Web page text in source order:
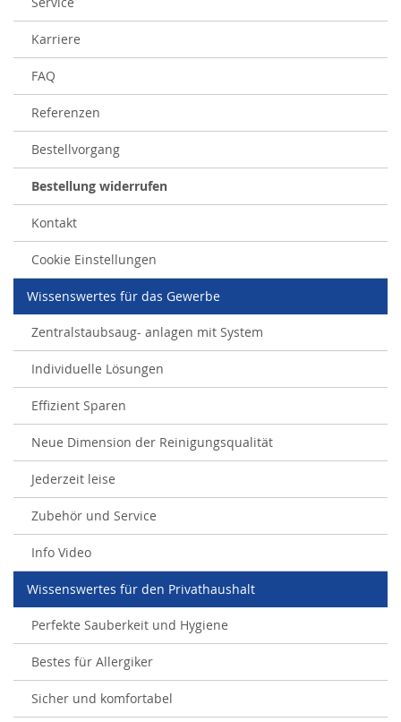
Karriere
FAQ
Referenzen
Bestellvorgang
Bestellung widerrufen
Kontakt
Cookie Einstellungen
Wissenswertes für das Gewerbe
Zentralstaubsaug- anlagen mit System
Individuelle Lösungen
Effizient Sparen
Neue Dimension der Reinigungsqualität
Jederzeit leise
Zubehör und Service
Info Video
Wissenswertes für den Privathaushalt
Perfekte Sauberkeit und Hygiene
Bestes für Allergiker
Sicher und komfortabel